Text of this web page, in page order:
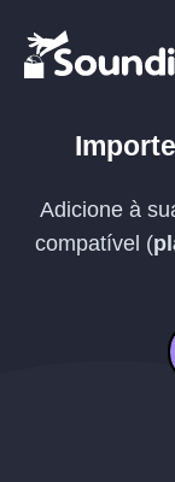
Importe
Adicione à
compatível (